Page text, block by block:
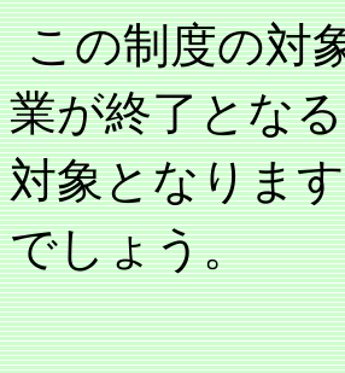
この制度の対
業が終了とな
対象となりま
でしょう。